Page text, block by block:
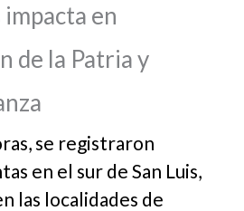
en
de la Patria y
se registraron
en el sur de San Luis,
las localidades de